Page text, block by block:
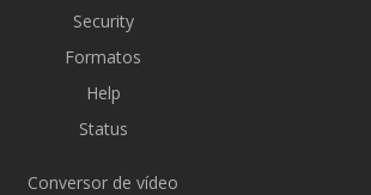
Security
Formatos
Help
Status
Conversor de vídeo